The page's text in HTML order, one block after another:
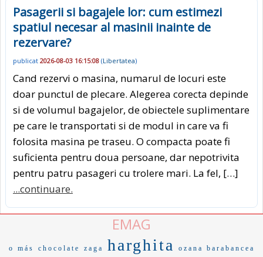
Pasagerii si bagajele lor: cum estimezi
spatiul necesar al masinii inainte de
rezervare?
publicat 2026-08-03 16:15:08 (Libertatea)
Cand rezervi o masina, numarul de locuri este
doar punctul de plecare. Alegerea corecta depinde
si de volumul bagajelor, de obiectele suplimentare
pe care le transportati si de modul in care va fi
folosita masina pe traseu. O compacta poate fi
suficienta pentru doua persoane, dar nepotrivita
pentru patru pasageri cu trolere mari. La fel, […]
...continuare.
EMAG
o más chocolate zaga harghita
ozana barabancea